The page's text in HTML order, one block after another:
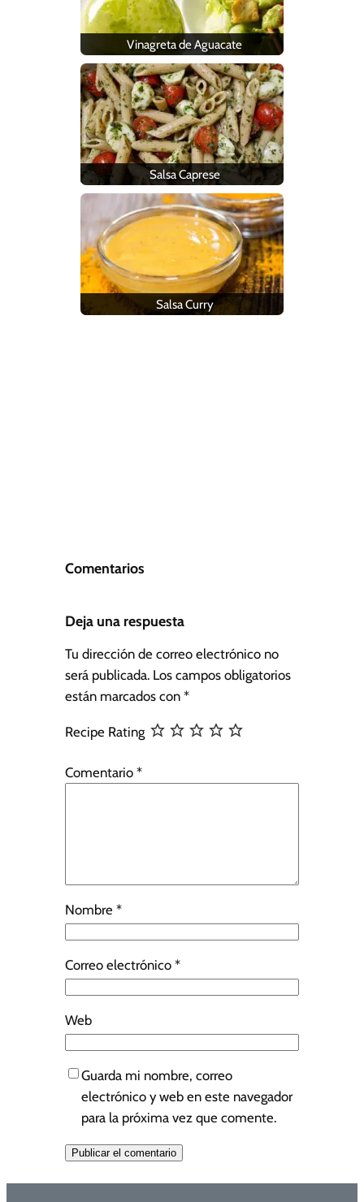
Vinagreta de Aguacate
Salsa Caprese
Salsa Curry
Comentarios
Deja una respuesta
Tu dirección de correo electrónico no
será publicada. Los campos obligatorios
están marcados con *
Recipe Rating
Comentario *
Nombre *
Correo electrónico *
Web
Guarda mi nombre, correo
electrónico y web en este navegador
para la próxima vez que comente.